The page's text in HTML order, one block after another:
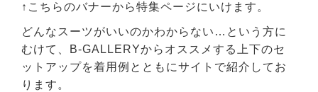
↑こちらのバナーから特集ページにいけます。
どんなスーツがいいのかわからない…という方に
むけて、B-GALLERYからオススメする上下のセ
ットアップを着用例とともにサイトで紹介してお
ります。